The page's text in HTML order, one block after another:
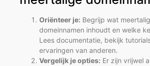
Oriënteer je: Begrijp wat
domeinnamen inhoudt en welke
Lees documentatie, bekijk
ervaringen van anderen.
Vergelijk je opties: Er zijn vrijwel